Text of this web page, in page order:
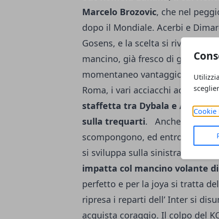
Cookie
Marcelo Brozovic, che nel
dopo il Mondiale. Acerbi e
Gosens, e la scelta si rivela
mancino, già fresco di gol anche
momentaneo vantaggio con un
Roma, i vari acciacchi
staffetta tra Dybala e
sulla trequarti. Anche dopo
scompongono, ed entro la fine
si sviluppa sulla sinistra,
impatta col mancino volante
perfetto e per la joya si tratta
ripresa i reparti dell’ Inter si
acquista coraggio. Il colpo del